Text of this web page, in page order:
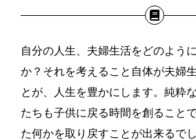
自分の人生、夫婦生活をどのよう
か？それを考えること自体が夫婦
とが、人生を豊かにします。純粋
たちも子供に戻る時間を創ること
た何かを取り戻すことが出来るでし